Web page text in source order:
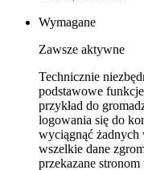
Wymagane
Zawsze aktywne
Technicznie
podstawowe
przykład do
logowania się do
wyciągnąć
wszelkie dane
przekazane stronom